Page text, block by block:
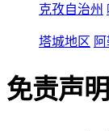
克孜自治州
塔城地区
免责声明